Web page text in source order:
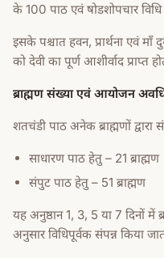
के 100 पाठ एवं षोडशोपचार
इसके पश्चात हवन, प्रार्थना एवं
को देवी का पूर्ण आशीर्वाद प्राप्त
ब्राह्मण संख्या एवं आयोजन
शतचंडी पाठ अनेक ब्राह्मणों द्वारा
साधारण पाठ हेतु – 21 ब्राह्मण
संपुट पाठ हेतु – 51 ब्राह्मण
यह अनुष्ठान 1, 3, 5 या 7 दिनों में
अनुसार विधिपूर्वक संपन्न किया